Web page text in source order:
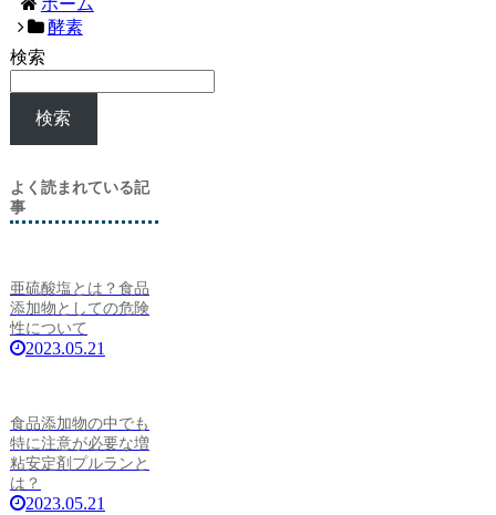
酵素
検索
検索
よく読まれている記
事
亜硫酸塩とは？食品
添加物としての危険
性について
2023.05.21
食品添加物の中でも
特に注意が必要な増
粘安定剤プルランと
は？
2023.05.21